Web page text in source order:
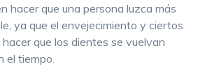
hacer que una persona luzca más
ya que el envejecimiento y ciertos
que los dientes se vuelvan
el tiempo.